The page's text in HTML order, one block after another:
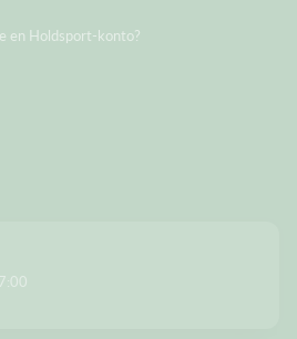
en Holdsport-konto?